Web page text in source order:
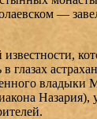
—
глазах
владыки
Назария),